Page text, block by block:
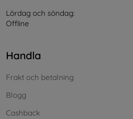
Lördag och söndag:
Offline
Handla
Frakt och betalning
Blogg
Cashback